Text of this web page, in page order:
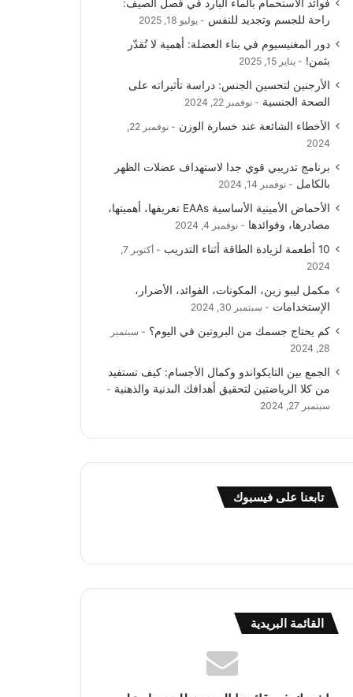
فوائد الاستحمام بالماء البارد في فصل الصيف:
راحة للجسم وتجديد للنفس
يوليو 18, 2025
دور المغنيسيوم في بناء العضلة: أهمية لا تُقدّر
بثمن!
يناير 15, 2025
الأرجنين لتحسين الجنس: دراسة تأثيراته على
الصحة الجنسية
نوفمبر 22, 2024
الأخطاء الشائعة عند خسارة الوزن
نوفمبر 22,
2024
برنامج تدريبي قوي جدا لاستهداف عضلات الظهر
بالكامل
نوفمبر 14, 2024
الأحماض الأمينية الأساسية EAAs تعريفها، أهميتها،
مصادرها، وفوائدها
نوفمبر 4, 2024
10 أطعمة لزيادة الطاقة أثناء التدريب
أكتوبر 7,
2024
مكمل ليبو زين، المكونات، الفوائد، الأضرار،
الإستخدامات
سبتمبر 30, 2024
كم يحتاج جسمك من البروتين في اليوم؟
سبتمبر
28, 2024
الجمع بين التايكواندو وكمال الأجسام: كيف تستفيد
من كلا الرياضتين لتحقيق أهدافك البدنية والذهنية
سبتمبر 27, 2024
تابعنا على فيسبوك
القائمة البريدية